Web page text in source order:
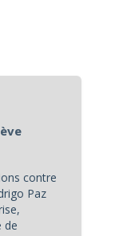
contre
Paz
de